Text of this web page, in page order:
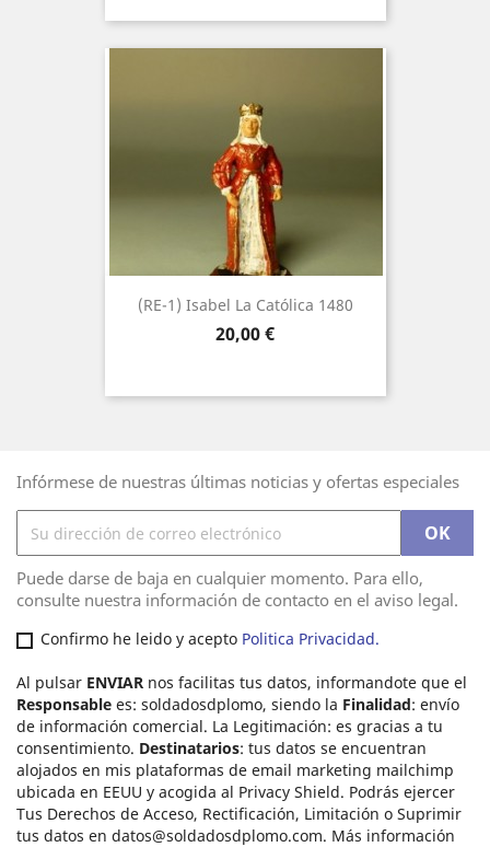
(RE-1) Isabel La Católica 1480
Precio
20,00 €
Infórmese de nuestras últimas noticias y ofertas especiales
Puede darse de baja en cualquier momento. Para ello,
consulte nuestra información de contacto en el aviso legal.
Confirmo he leido y acepto Politica Privacidad.
Al pulsar ENVIAR nos facilitas tus datos, informandote que el
Responsable es: soldadosdplomo, siendo la Finalidad: envío
de información comercial. La Legitimación: es gracias a tu
consentimiento. Destinatarios: tus datos se encuentran
alojados en mis plataformas de email marketing mailchimp
ubicada en EEUU y acogida al Privacy Shield. Podrás ejercer
Tus Derechos de Acceso, Rectificación, Limitación o Suprimir
tus datos en datos@soldadosdplomo.com. Más información